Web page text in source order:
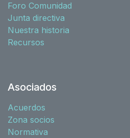
Foro Comunidad
Junta directiva
Nuestra historia
Recursos
Asociados
Acuerdos
Zona socios
Normativa